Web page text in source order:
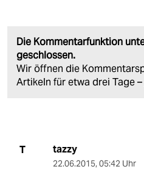
Die Kommentarfunktion
geschlossen.
Wir öffnen die
Artikeln für etwa drei Tage –
T tazzy
22.06.2015, 05:42 Uhr